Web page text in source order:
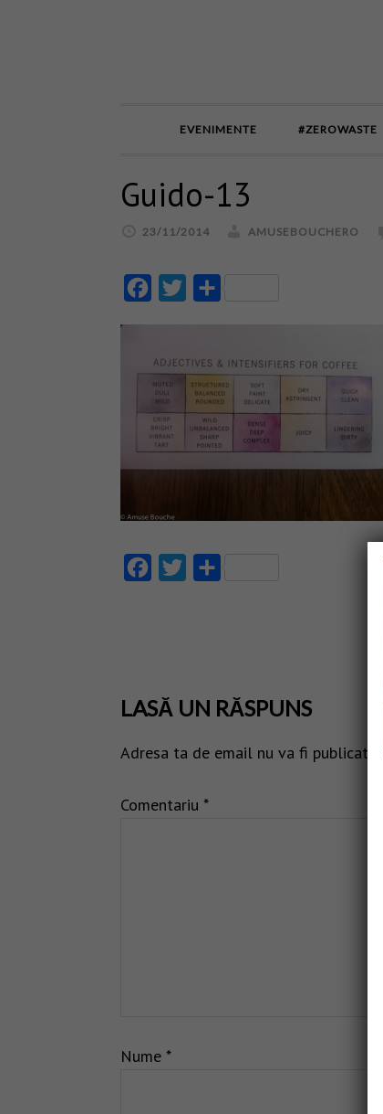
EVENIMENTE #ZEROWASTE
Guido-13
23/11/2014 AMUSEBOUCHERO
FacebookTwitter
FacebookTwitter
LASĂ UN RĂSPUNS
Adresa ta de email nu va fi publicată.
Comentariu *
Nume *